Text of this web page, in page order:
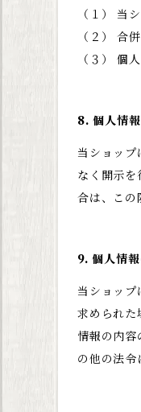
（１） 当
（２） 合
（３） 個
8. 個人情
当ショッ
なく開示
合は、この
9. 個人情
当ショッ
求められた
情報の内
の他の法令